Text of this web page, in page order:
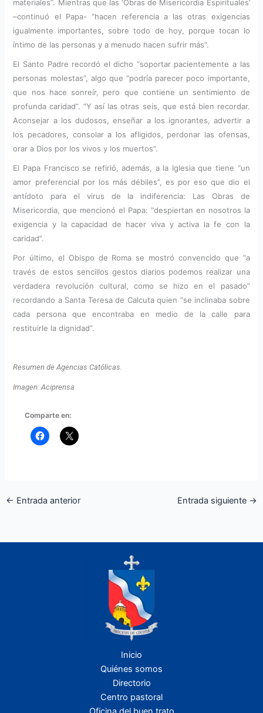
materiales”. Mientras que las ‘Obras de Misericordia Espirituales’
–continuó el Papa- “hacen referencia a las otras exigencias
igualmente importantes, sobre todo de hoy, porque tocan lo
íntimo de las personas y a menudo hacen sufrir más”.
El Santo Padre recordó el dicho “soportar pacientemente a las
personas molestas”, algo que “podría parecer poco importante,
que nos hace sonreír, pero que contiene un sentimiento de
profunda caridad”. “Y así las otras seis, que está bien recordar.
Aconsejar a los dudosos, enseñar a los ignorantes, advertir a
los pecadores, consolar a los afligidos, perdonar las ofensas,
orar a Dios por los vivos y los muertos”.
El Papa Francisco se refirió, además, a la Iglesia que tiene “un
amor preferencial por los más débiles”, es por eso que dio el
antídoto para el virus de la indiferencia: Las Obras de
Misericordia, que mencionó el Papa: “despiertan en nosotros la
exigencia y la capacidad de hacer viva y activa la fe con la
caridad”.
Por último, el Obispo de Roma se mostró convencido que “a
través de estos sencillos gestos diarios podemos realizar una
verdadera revolución cultural, como se hizo en el pasado”
recordando a Santa Teresa de Calcuta quien “se inclinaba sobre
cada persona que encontraba en medio de la calle para
restituirle la dignidad”.
Resumen de Agencias Católicas.
Imagen: Aciprensa
Comparte en:
← Entrada anterior Entrada siguiente →
Inicio
Quiénes somos
Directorio
Centro pastoral